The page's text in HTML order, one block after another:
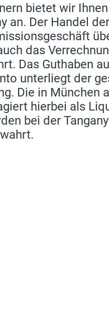
bietet wir
an. Der Handel
das
Das Guthaben
unterliegt der
Die in München
hierbei als
bei der